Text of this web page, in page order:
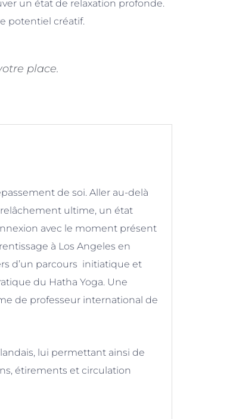
un état de relaxation profonde.
potentiel créatif.
place.
de soi. Aller au-delà
relâchement ultime, un état
avec le moment présent
à Los Angeles en
d’un parcours initiatique et
du Hatha Yoga. Une
de professeur international de
lui permettant ainsi de
étirements et circulation